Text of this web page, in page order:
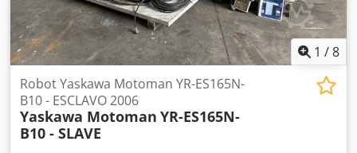
1 /8
Robot Yaskawa Motoman YR-ES165N-
B10 - ESCLAVO 2006
Yaskawa Motoman YR-ES165N-
B10 - SLAVE